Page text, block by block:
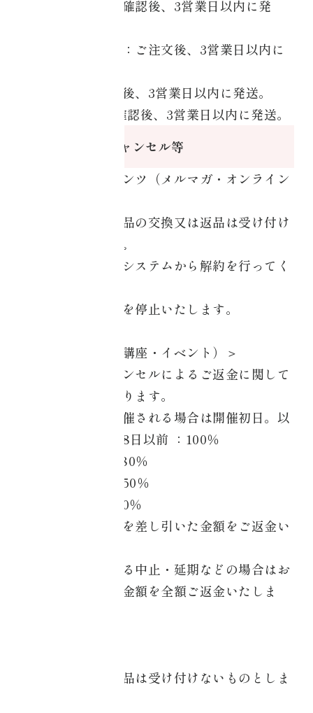
銀行振込：ご入金確認後、3営業日以内に発
クレジットカード：ご注文後、3営業日以内に
代金引換：ご注文後、3営業日以内に発送。
PayPal：ご入金確認後、3営業日以内に発送。
返品・交換・キャンセル等
＜デジタルコンテンツ（メルマガ・オンライン
商品の性質上、商品の交換又は返品は受け付け
ないものとします｡
解約については、システムから解約を行ってく
翌月分よりご請求を停止いたします。
＜サービス提供（講座・イベント）＞
お支払い後のキャンセルによるご返金に関して
は以下のようになります。
開催日（複数日開催される場合は開催初日。以
下同様とする。）8日以前 ：100％
開催日7日以内 ：80％
開催日前 日 ：50％
開催日当 日 ：0％
※お振込み手数料を差し引いた金額をご返金い
※弊社の原因による中止・延期などの場合はお
支払いいただいた金額を全額ご返金いたしま
商品の交換又は返品は受け付けないものとしま